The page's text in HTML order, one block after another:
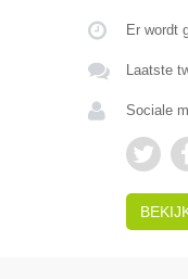
Er wordt
Laatste
Sociale